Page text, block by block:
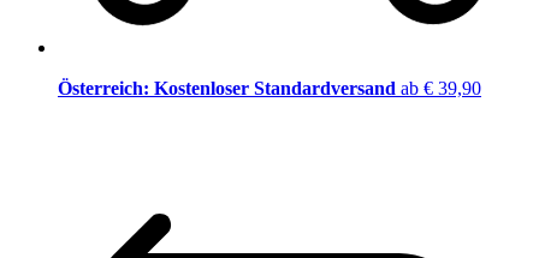
Österreich: Kostenloser Standardversand ab € 39,90